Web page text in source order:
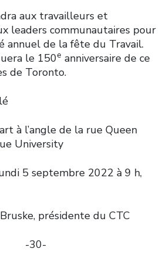
aux travailleurs et
leaders communautaires pour
annuel de la fête du Travail.
le 150e anniversaire de ce
de Toronto.
l’angle de la rue Queen
University
5 septembre 2022 à 9 h,
présidente du CTC
-30-